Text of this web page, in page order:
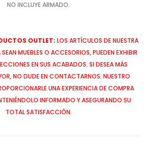
NO INCLUYE ARMADO.
OUTLET: LOS ARTÍCULOS DE NUESTRA
MUEBLES O ACCESORIOS, PUEDEN EXHIBIR
EN SUS ACABADOS. SI DESEA MÁS
NO DUDE EN CONTACTARNOS. NUESTRO
UNA EXPERIENCIA DE COMPRA
INFORMADO Y ASEGURANDO SU
TOTAL SATISFACCIÓN.